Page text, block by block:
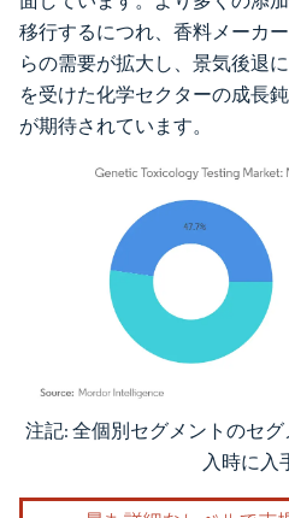
移行するにつれ、香料メーカ
らの需要が拡大し、景気後退
を受けた化学セクターの成長
が期待されています。
画像 © Mordor Intelligence。再利用には
注記: 全個別セグメントのセ
入時に入